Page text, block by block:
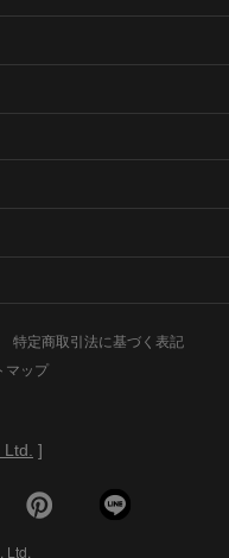
特定商取引法に基づく表記
マップ
]